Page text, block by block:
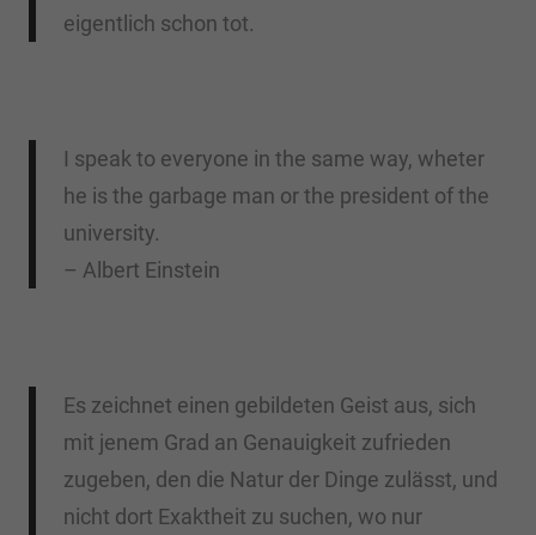
eigentlich schon tot.
I speak to everyone in the same way, wheter
he is the garbage man or the president of the
university.
– Albert Einstein
Es zeichnet einen gebildeten Geist aus, sich
mit jenem Grad an Genauigkeit zufrieden
zugeben, den die Natur der Dinge zulässt, und
nicht dort Exaktheit zu suchen, wo nur